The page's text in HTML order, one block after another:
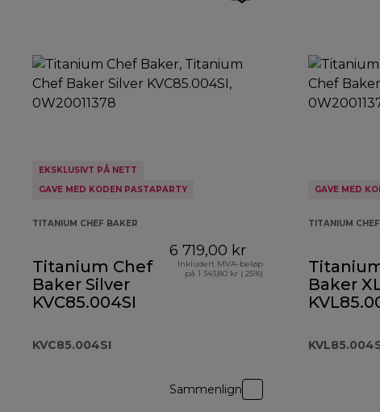
EKSKLUSIVT PÅ NETT
GAVE MED KODEN PASTAPARTY
TITANIUM CHEF BAKER
Titanium Chef
Baker Silver
KVC85.004SI
KVC85.004SI
6 719,00 kr
Inkludert MVA-beløp
på 1 343,80 kr ( 25%)
Sammenlign
GAVE MED
TITANIUM
Baker